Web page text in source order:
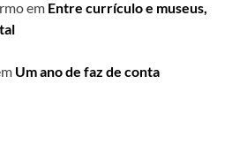
em Entre currículo e museus,
Um ano de faz de conta